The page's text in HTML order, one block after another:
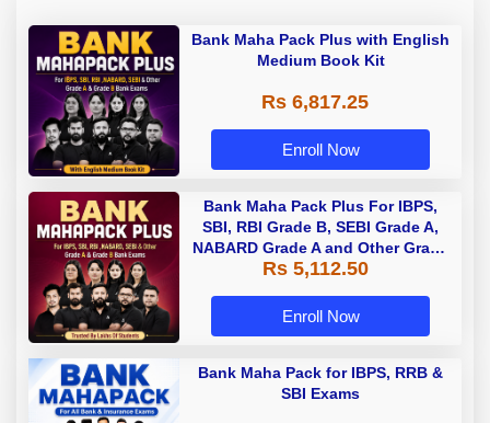
Bank Maha Pack Plus with English
Medium Book Kit
Rs 6,817.25
Enroll Now
Bank Maha Pack Plus For IBPS,
SBI, RBI Grade B, SEBI Grade A,
NABARD Grade A and Other Grade
A & Grade B Bank Exams
Rs 5,112.50
Enroll Now
Bank Maha Pack for IBPS, RRB &
SBI Exams